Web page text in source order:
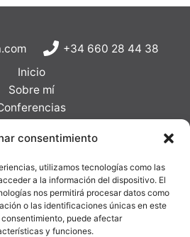
consentimiento
utilizamos tecnologías como las
a la información del dispositivo. El
nos permitirá procesar datos como
o las identificaciones únicas en este
puede afectar
y funciones.
+34 660 28 44 38
Inicio
Sobre mí
Clientes
Blog
Galería
Contacto